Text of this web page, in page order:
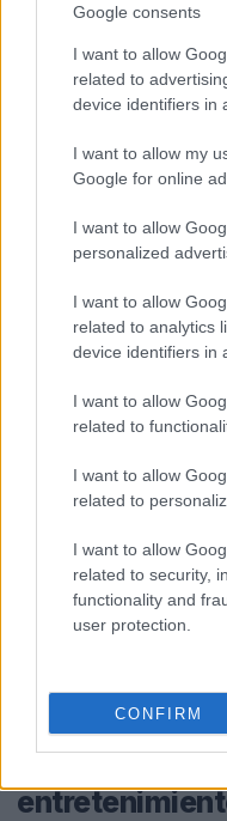
Google consents
I want to allow
related to
device identifiers in
I want to allow my
Google for online
I want to allow
personalized
I want to allow
related to analytics
device identifiers in
I want to allow
related to
I want to allow
related to
I want to allow
related to security,
functionality and
user protection.
CONFIRM
Y no olvidemos que
construir una marca
venta directa. Sin
sostenibilidad a
lecciones de
startups nos
Conclusión: